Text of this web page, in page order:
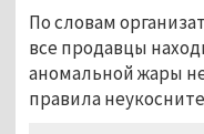
По словам
все продавцы
аномальной жары
правила